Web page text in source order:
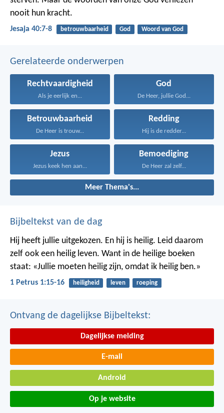
nooit hun kracht.
Jesaja 40:7-8 betrouwbaarheid God Woord van God
Gerelateerde onderwerpen
Rechtvaardigheid
Als je eerlijk en...
God
De Heer, jullie God...
Betrouwbaarheid
De Heer is trouw...
Redding
Hij is de redder...
Jezus
Jezus keek hen aan...
Bemoediging
De Heer zal zelf...
Meer Thema's...
Bijbeltekst van de dag
Hij heeft jullie uitgekozen. En hij is heilig. Leid daarom
zelf ook een heilig leven. Want in de heilige boeken
staat: «Jullie moeten heilig zijn, omdat ik heilig ben.»
1 Petrus 1:15-16 heiligheid leven roeping
Ontvang de dagelijkse Bijbeltekst:
Dagelijkse melding
E-mail
Android
Op je website